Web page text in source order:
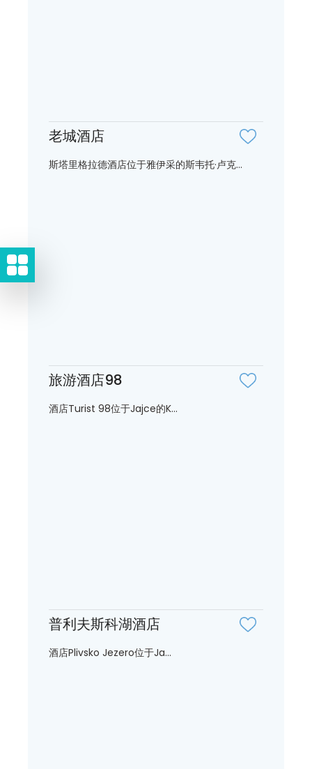
老城酒店
斯塔里格拉德酒店位于雅伊采的斯韦托·卢克...
旅游酒店98
酒店Turist 98位于Jajce的K...
普利夫斯科湖酒店
酒店Plivsko Jezero位于Ja...